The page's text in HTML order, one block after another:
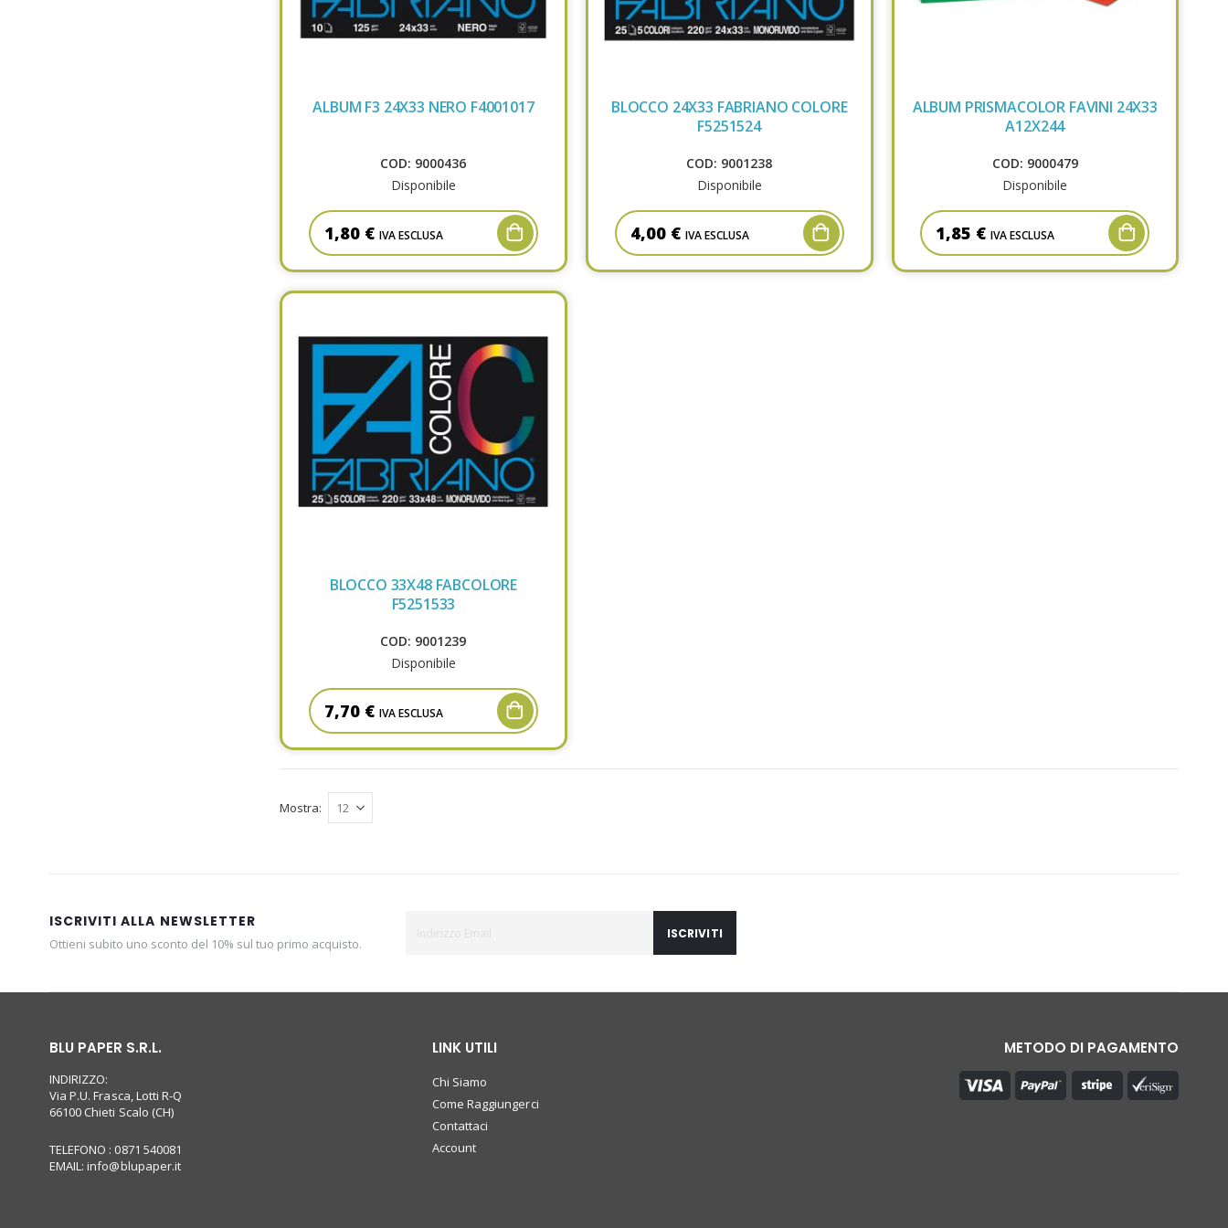
ALBUM F3 24X33 NERO F4001017
COD: 9000436
Disponibile
1,80 € IVA ESCLUSA
BLOCCO 24X33 FABRIANO COLORE
F5251524
COD: 9001238
Disponibile
4,00 € IVA ESCLUSA
ALBUM PRISMACOLOR FAVINI 24X33
A12X244
COD: 9000479
Disponibile
1,85 € IVA ESCLUSA
BLOCCO 33X48 FABCOLORE
F5251533
COD: 9001239
Disponibile
7,70 € IVA ESCLUSA
Mostra
ISCRIVITI ALLA NEWSLETTER
Ottieni subito uno sconto del 10% sul tuo primo acquisto.
ISCRIVITI
BLU PAPER S.R.L.
INDIRIZZO:
Via P.U. Frasca, Lotti R-Q
66100 Chieti Scalo (CH)
TELEFONO : 0871 540081
EMAIL:info@blupaper.it
LINK UTILI
Chi Siamo
Come Raggiungerci
Contattaci
Account
METODO DI PAGAMENTO